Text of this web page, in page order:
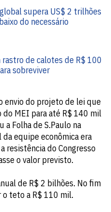
supera US$ 2 trilhões
do necessário
de calotes de R$ 100
sobreviver
envio do projeto de lei que
MEI para até R$ 140 mil
Folha de S.Paulo na
equipe econômica era
resistência do Congresso
o valor previsto.
de R$ 2 bilhões. No fim
o teto a R$ 110 mil.